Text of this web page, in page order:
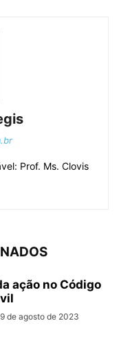
Prof. Ms. Clovis
ação no Código
9 de agosto de 2023